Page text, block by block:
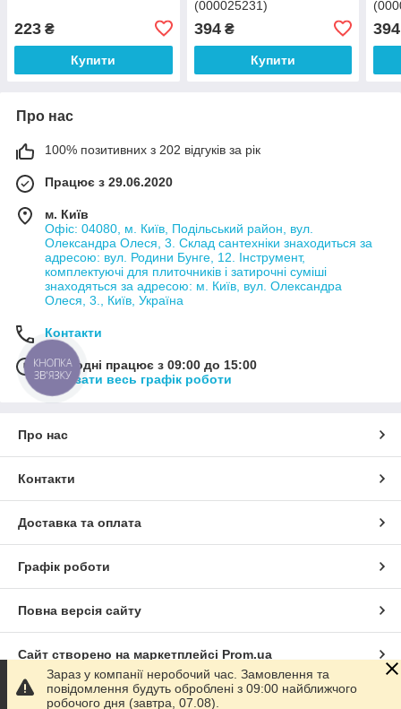
223 ₴
Купити
(000025231)
394₴
Купити
394
Про нас
100% позитивних з 202 відгуків за рік
Працює з 29.06.2020
м. Київ
Офіс: 04080, м. Київ, Подільський район, вул.
Олександра Олеся, 3. Склад сантехніки знаходиться за
адресою: вул. Родини Бунге, 12. Інструмент,
комплектуючі для плиточників і затирочні суміші
знаходяться за адресою: м. Київ, вул. Олександра
Олеся, 3., Київ, Україна
Контакти
Сьогодні працює з 09:00 до 15:00
Показати весь графік роботи
Про нас
Контакти
Доставка та оплата
Графік роботи
Повна версія сайту
Сайт створено на маркетплейсі Prom.ua
Політика конфіденційності
Зараз у компанії неробочий час. Замовлення та
повідомлення будуть оброблені з 09:00 найближчого
робочого дня (завтра, 07.08).
КНОПКА
ЗВ'ЯЗКУ